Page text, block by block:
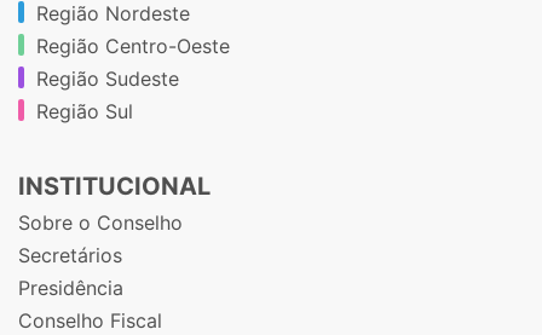
Região Nordeste
Região Centro-Oeste
Região Sudeste
Região Sul
INSTITUCIONAL
Sobre o Conselho
Secretários
Presidência
Conselho Fiscal